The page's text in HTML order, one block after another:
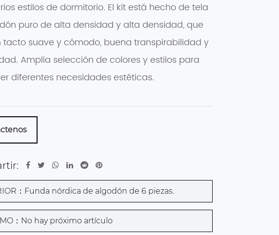
estilos de dormitorio. El kit está hecho de tela
puro de alta densidad y alta densidad, que
tacto suave y cómodo, buena transpirabilidad y
Amplia selección de colores y estilos para
diferentes necesidades estéticas.
：Funda nórdica de algodón de 6 piezas.
：No hay próximo artículo